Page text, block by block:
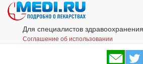
Для специалистов
Соглашение об использовании